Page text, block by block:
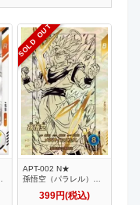
SOLD OUT
APT-002 N★
孫悟空（パラレル）
【アドバンスパック
40th Anniversary
399円(税込)